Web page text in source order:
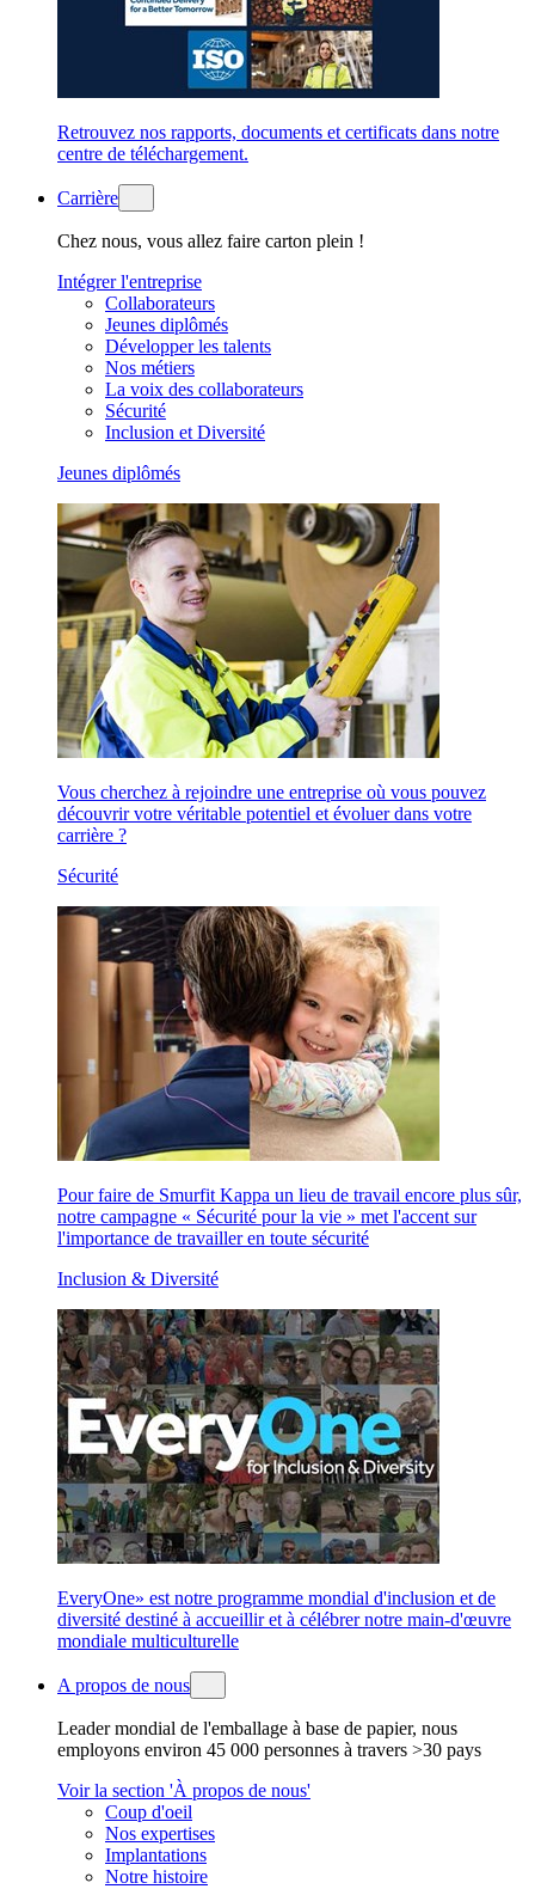
Retrouvez nos rapports, documents et certificats dans notre
centre de téléchargement.
Carrière
Chez nous, vous allez faire carton plein !
Intégrer l'entreprise
Collaborateurs
Jeunes diplômés
Développer les talents
Nos métiers
La voix des collaborateurs
Sécurité
Inclusion et Diversité
Jeunes diplômés
Vous cherchez à rejoindre une entreprise où vous pouvez
découvrir votre véritable potentiel et évoluer dans votre
carrière ?
Sécurité
Pour faire de Smurfit Kappa un lieu de travail encore plus sûr,
notre campagne « Sécurité pour la vie » met l'accent sur
l'importance de travailler en toute sécurité
Inclusion & Diversité
EveryOne» est notre programme mondial d'inclusion et de
diversité destiné à accueillir et à célébrer notre main-d'œuvre
mondiale multiculturelle
A propos de nous
Leader mondial de l'emballage à base de papier, nous
employons environ 45 000 personnes à travers >30 pays
Voir la section 'À propos de nous'
Coup d'oeil
Nos expertises
Implantations
Notre histoire